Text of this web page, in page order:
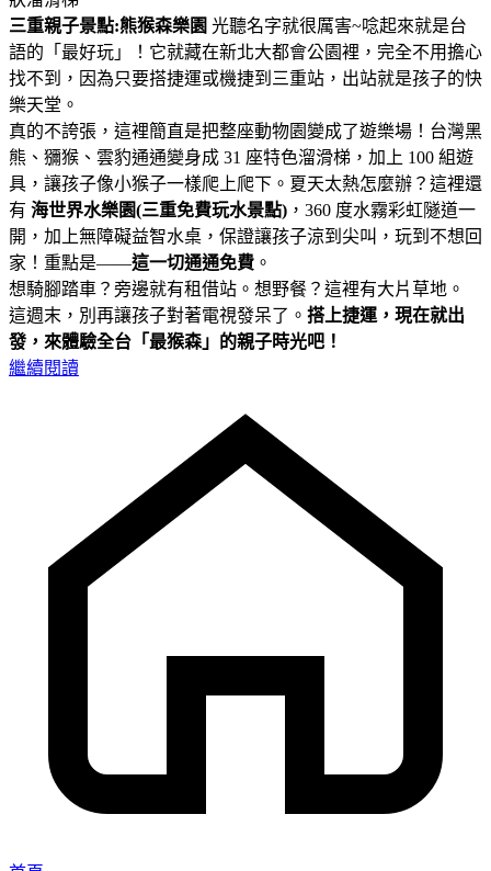
三重親子景點:熊猴森樂園 光聽名字就很厲害~唸起來就是台
語的「最好玩」！它就藏在新北大都會公園裡，完全不用擔心
找不到，因為只要搭捷運或機捷到三重站，出站就是孩子的快
樂天堂。
真的不誇張，這裡簡直是把整座動物園變成了遊樂場！台灣黑
熊、獼猴、雲豹通通變身成 31 座特色溜滑梯，加上 100 組遊
具，讓孩子像小猴子一樣爬上爬下。夏天太熱怎麼辦？這裡還
有 海世界水樂園(三重免費玩水景點) ，360 度水霧彩虹隧道一
開，加上無障礙益智水桌，保證讓孩子涼到尖叫，玩到不想回
家！重點是——這一切通通免費 。
想騎腳踏車？旁邊就有租借站。想野餐？這裡有大片草地。
這週末，別再讓孩子對著電視發呆了。 搭上捷運，現在就出
發，來體驗全台「最猴森」的親子時光吧！
繼續閱讀